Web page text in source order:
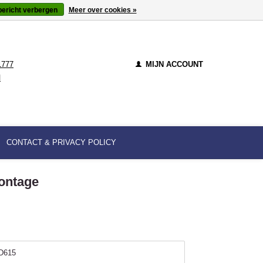
MIJN ACCOUNT
CONTACT & PRIVACY POLICY
verbergen Meer over cookies »